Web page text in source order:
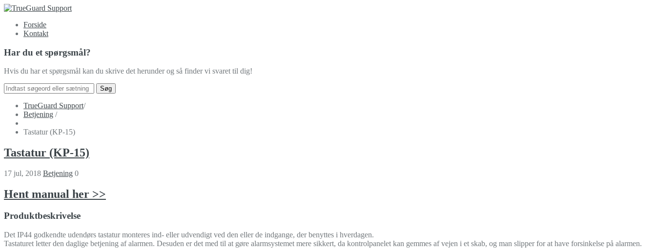
Forside
Kontakt
Har du et spørgsmål?
Hvis du har et spørgsmål kan du skrive det herunder og så finder vi svaret til dig!
TrueGuard Support/
Betjening /
Tastatur (KP-15)
Tastatur (KP-15)
17 jul, 2018 Betjening 0
Hent manual her >>
Produktbeskrivelse
Det IP44 godkendte udendørs tastatur monteres ind- eller udvendigt ved den eller de indgange, der benyttes i hverdagen.
Tastaturet letter den daglige betjening af alarmen. Desuden er det med til at gøre alarmsystemet mere sikkert, da kontrolpanelet kan gemmes af vejen i et skab, og man slipper for at have forsinkelse på alarmen.